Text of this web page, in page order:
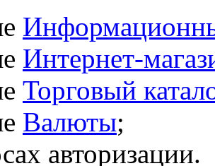
Интернет-
Торговый
Валюты;
авторизации.